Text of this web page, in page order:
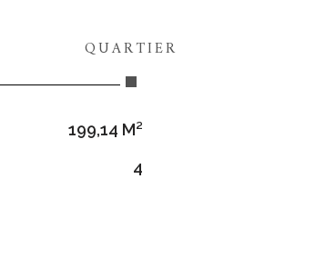
QUARTIER
199,14 M²
4